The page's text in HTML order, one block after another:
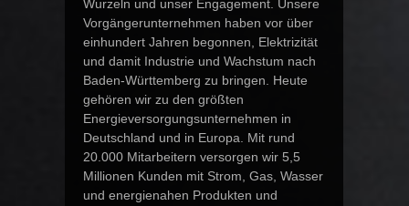
Wurzeln und unser Engagement. Unsere
Vorgängerunternehmen haben vor über
einhundert Jahren begonnen, Elektrizität
und damit Industrie und Wachstum nach
Baden-Württemberg zu bringen. Heute
gehören wir zu den größten
Energieversorgungsunternehmen in
Deutschland und in Europa. Mit rund
20.000 Mitarbeitern versorgen wir 5,5
Millionen Kunden mit Strom, Gas, Wasser
und energienahen Produkten und